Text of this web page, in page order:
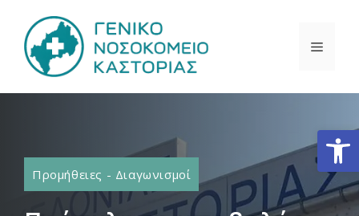
περιεχόμενο
Προμήθειες - Διαγωνισμοί